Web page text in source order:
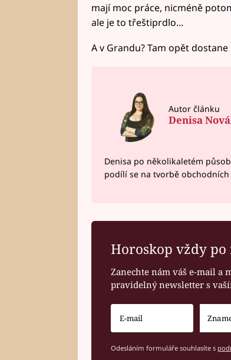
mají moc práce, nicméně
ale je to třeštiprdlo...
A v Grandu? Tam opět
Autor článku
Denisa
Denisa po několikaletém
podílí se na tvorbě
Horoskop vždy po
Zanechte nám váš e-mail a
pravidelný newsletter s
Odesláním formuláře souhlasíte s